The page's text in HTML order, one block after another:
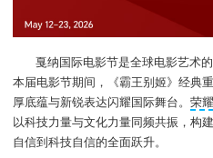
戛纳国际电影节是全球电影艺术
本届电影节期间，《霸王别姬》经典
厚底蕴与新锐表达闪耀国际舞台。 荣耀
以科技力量与文化力量同频共振，构
自信到科技自信的全面跃升。